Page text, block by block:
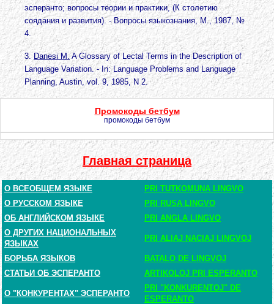
эсперанто; вопросы теории и практики, (К столетию
соядания и развития). - Вопросы языкознания, М., 1987, №
4.
3. Danesi M.A Glossary of Lectal Terms in the Description of
Language Variation. - In: Language Problems and Language
Planning, Austin, vol. 9, 1985, N 2.
Промокоды бетбум
промокоды бетбум
Главная страница
О ВСЕОБЩЕМ ЯЗЫКЕ
PRI TUTKOMUNA LINGVO
О РУССКОМ ЯЗЫКЕ
PRI RUSA LINGVO
ОБ АНГЛИЙСКОМ ЯЗЫКЕ
PRI ANGLA LINGVO
О ДРУГИХ НАЦИОНАЛЬНЫХ
ЯЗЫКАХ
PRI ALIAJ NACIAJ LINGVOJ
БОРЬБА ЯЗЫКОВ
BATALO DE LINGVOJ
СТАТЬИ ОБ ЭСПЕРАНТО
ARTIKOLOJ PRI ESPERANTO
О "КОНКУРЕНТАХ" ЭСПЕРАНТО
PRI "KONKURENTOJ" DE
ESPERANTO